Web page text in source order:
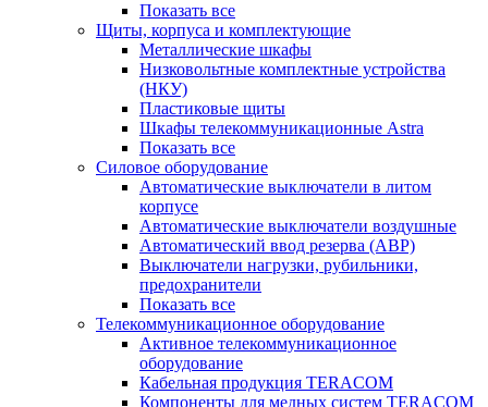
Показать все
Щиты, корпуса и комплектующие
Металлические шкафы
Низковольтные комплектные устройства
(НКУ)
Пластиковые щиты
Шкафы телекоммуникационные Astra
Показать все
Силовое оборудование
Автоматические выключатели в литом
корпусе
Автоматические выключатели воздушные
Автоматический ввод резерва (АВР)
Выключатели нагрузки, рубильники,
предохранители
Показать все
Телекоммуникационное оборудование
Активное телекоммуникационное
оборудование
Кабельная продукция TERACOM
Компоненты для медных систем TERACOM